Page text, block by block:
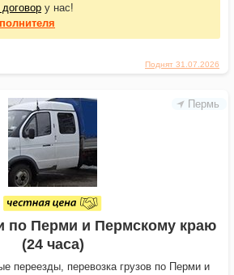
Поднят 31.07.2026
у нас!
Пермь
по Перми и Пермскому краю
(24 часа)
переезды, перевозка грузов по Перми и